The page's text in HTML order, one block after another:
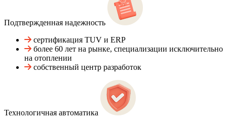
Подтвержденная надежность
сертификация TUV и ERP
более 60 лет на рынке, специализации исключительно
на отоплении
собственный центр разработок
Технологичная автоматика